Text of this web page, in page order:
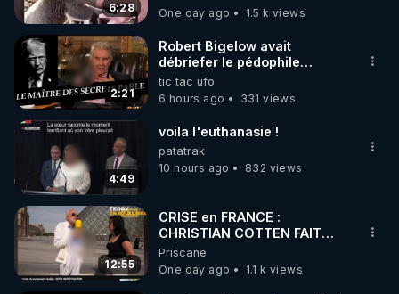
6:28
One day ago
1.5 k views
2:21
Robert Bigelow avait
débriefer le pédophile
génocidaire de donald j
trump
tic tac ufo
6 hours ago
331 views
4:49
voila l'euthanasie !
patatrak
10 hours ago
832 views
12:55
CRISE en FRANCE :
CHRISTIAN COTTEN FAIT
une étrange découverte
Priscane
One day ago
1.1 k views